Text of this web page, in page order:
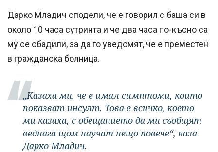
Дарко Младич сподели, че е говорил с баща си в
около 10 часа сутринта и че два часа по-късно са
му се обадили, за да го уведомят, че е преместен
в гражданска болница.
„Казаха ми, че е имал симптоми, които
показват инсулт. Това е всичко, което
ми казаха, с обещанието да ми съобщят
веднага щом научат нещо повече“, каза
Дарко Младич.